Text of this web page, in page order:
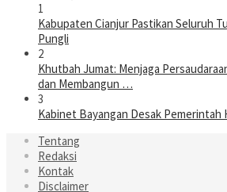
1
Kabupaten Cianjur Pastikan Seluruh
Pungli
2
Khutbah Jumat: Menjaga
dan Membangun …
3
Kabinet Bayangan Desak Pemerintah
Tentang
Redaksi
Kontak
Disclaimer